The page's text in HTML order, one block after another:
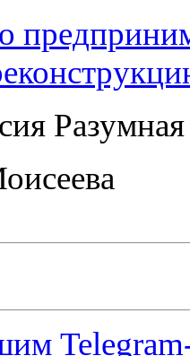
Разумная